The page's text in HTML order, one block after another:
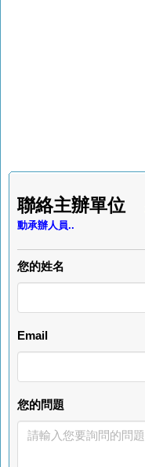
聯絡主辦單位您
動承辦人員..
您的姓名
Email
您的問題